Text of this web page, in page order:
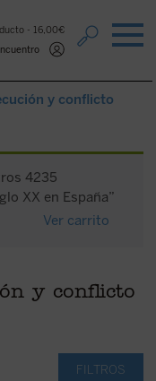
16,00€
y conflicto
4235
XX en España”
Ver carrito
y conflicto
FILTROS